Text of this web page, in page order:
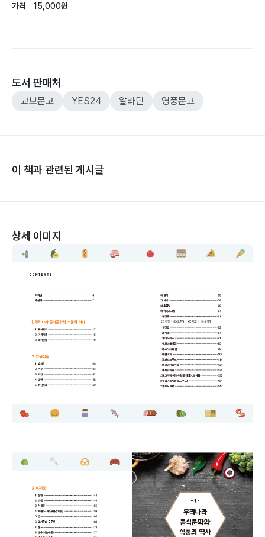
가격
15,000원
도서 판매처
교보문고 YES24 알라딘 영풍문고
이 책과 관련된 게시글
상세 이미지